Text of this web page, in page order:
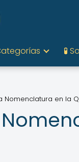
🧪
Nomenclatura en la